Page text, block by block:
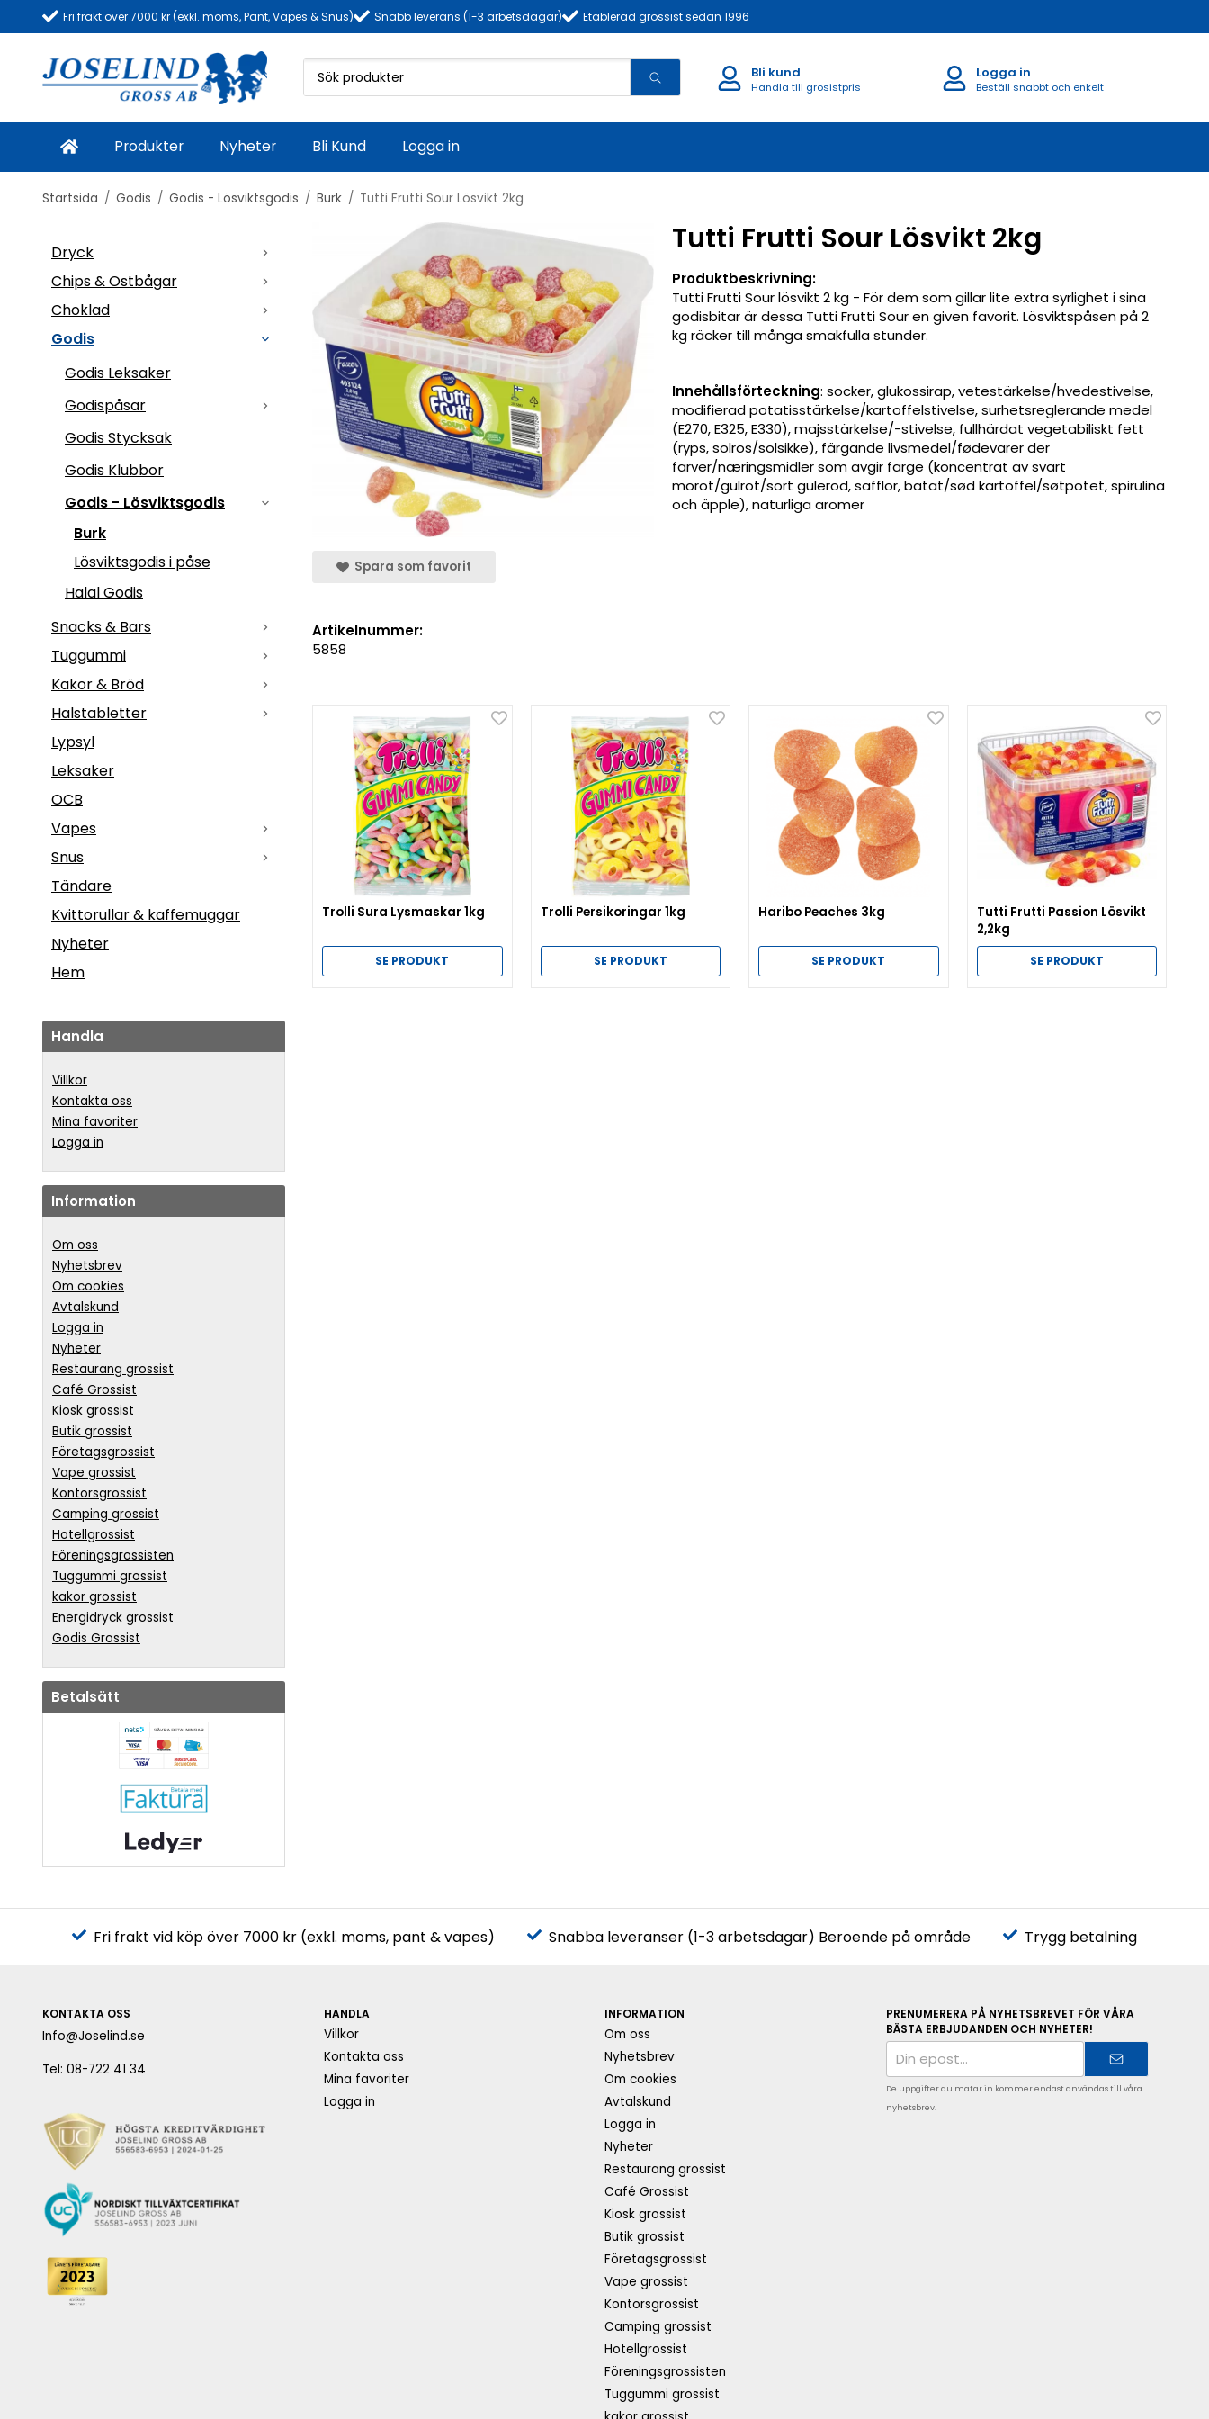
Fri frakt över 7000 kr (exkl. moms, Pant, Vapes & Snus) Snabb leverans (1-3 arbetsdagar) Etablerad grossist sedan 1996
Bli kund
Handla till grosistpris
Logga in
Beställ snabbt och enkelt
Produkter Nyheter Bli Kund Logga in
Startsida / Godis / Godis - Lösviktsgodis / Burk / Tutti Frutti Sour Lösvikt 2kg
Dryck
Chips & Ostbågar
Choklad
Godis
Godis Leksaker
Godispåsar
Godis Stycksak
Godis Klubbor
Godis - Lösviktsgodis
Burk
Lösviktsgodis i påse
Halal Godis
Snacks & Bars
Tuggummi
Kakor & Bröd
Halstabletter
Lypsyl
Leksaker
OCB
Vapes
Snus
Tändare
Kvittorullar & kaffemuggar
Nyheter
Hem
Handla
Villkor
Kontakta oss
Mina favoriter
Logga in
Information
Om oss
Nyhetsbrev
Om cookies
Avtalskund
Logga in
Nyheter
Restaurang grossist
Café Grossist
Kiosk grossist
Butik grossist
Företagsgrossist
Vape grossist
Kontorsgrossist
Camping grossist
Hotellgrossist
Föreningsgrossisten
Tuggummi grossist
kakor grossist
Energidryck grossist
Godis Grossist
Betalsätt
Tutti Frutti Sour Lösvikt 2kg
Produktbeskrivning:
Tutti Frutti Sour lösvikt 2 kg - För dem som gillar lite extra syrlighet i sina
godisbitar är dessa Tutti Frutti Sour en given favorit. Lösviktspåsen på 2
kg räcker till många smakfulla stunder.
Innehållsförteckning: socker, glukossirap, vetestärkelse/hvedestivelse,
modifierad potatisstärkelse/kartoffelstivelse, surhetsreglerande medel
(E270, E325, E330), majsstärkelse/-stivelse, fullhärdat vegetabiliskt fett
(ryps, solros/solsikke), färgande livsmedel/fødevarer der
farver/næringsmidler som avgir farge (koncentrat av svart
morot/gulrot/sort gulerod, safflor, batat/sød kartoffel/søtpotet, spirulina
och äpple), naturliga aromer
Spara som favorit
Artikelnummer:
5858
Trolli Sura Lysmaskar 1kg
SE PRODUKT
Trolli Persikoringar 1kg
SE PRODUKT
Haribo Peaches 3kg
SE PRODUKT
Tutti Frutti Passion Lösvikt
2,2kg
SE PRODUKT
Fri frakt vid köp över 7000 kr (exkl. moms, pant & vapes) Snabba leveranser (1-3 arbetsdagar) Beroende på område Trygg betalning
KONTAKTA OSS
Info@Joselind.se
Tel: 08-722 41 34
HANDLA
Villkor
Kontakta oss
Mina favoriter
Logga in
INFORMATION
Om oss
Nyhetsbrev
Om cookies
Avtalskund
Logga in
Nyheter
Restaurang grossist
Café Grossist
Kiosk grossist
Butik grossist
Företagsgrossist
Vape grossist
Kontorsgrossist
Camping grossist
Hotellgrossist
Föreningsgrossisten
Tuggummi grossist
PRENUMERERA PÅ NYHETSBREVET FÖR VÅRA
BÄSTA ERBJUDANDEN OCH NYHETER!
E-
postadress
De uppgifter du matar in kommer endast användas till våra
nyhetsbrev.